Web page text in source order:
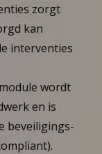
zorgt
kan
interventies
wordt
en is
beveiligings-